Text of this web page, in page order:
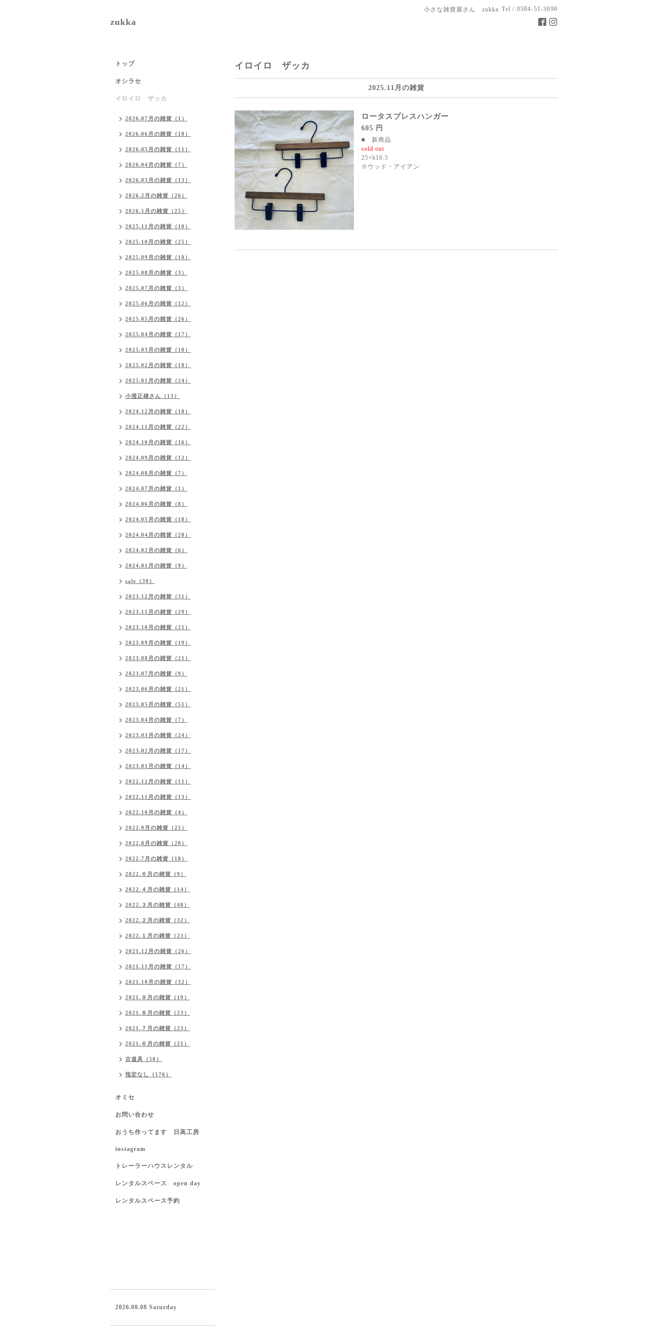
小さな雑貨屋さん zukka Tel / 0584-51-3090
zukka
イロイロ ザッカ
2025.11月の雑貨
ロータスプレスハンガー
605 円
■ 新商品
sold out
25×h16.5
※ウッド・アイアン
トップ
オシラセ
イロイロ ザッカ
2026.07月の雑貨（1）
2026.06月の雑貨（18）
2026.05月の雑貨（11）
2026.04月の雑貨（7）
2026.03月の雑貨（13）
2026.2月の雑貨（26）
2026.1月の雑貨（25）
2025.11月の雑貨（10）
2025.10月の雑貨（25）
2025.09月の雑貨（10）
2025.08月の雑貨（3）
2025.07月の雑貨（3）
2025.06月の雑貨（12）
2025.05月の雑貨（26）
2025.04月の雑貨（17）
2025.03月の雑貨（10）
2025.02月の雑貨（18）
2025.01月の雑貨（24）
小澄正雄さん（13）
2024.12月の雑貨（18）
2024.11月の雑貨（22）
2024.10月の雑貨（16）
2024.09月の雑貨（12）
2024.08月の雑貨（7）
2024.07月の雑貨（1）
2024.06月の雑貨（8）
2024.05月の雑貨（18）
2024.04月の雑貨（20）
2024.02月の雑貨（6）
2024.01月の雑貨（9）
sale（30）
2023.12月の雑貨（31）
2023.11月の雑貨（29）
2023.10月の雑貨（21）
2023.09月の雑貨（19）
2023.08月の雑貨（21）
2023.07月の雑貨（9）
2023.06月の雑貨（21）
2023.05月の雑貨（51）
2023.04月の雑貨（7）
2023.03月の雑貨（24）
2023.02月の雑貨（17）
2023.01月の雑貨（14）
2022.12月の雑貨（11）
2022.11月の雑貨（13）
2022.10月の雑貨（4）
2022.9月の雑貨（25）
2022.8月の雑貨（20）
2022.7月の雑貨（18）
2022.６月の雑貨（9）
2022.４月の雑貨（14）
2022.３月の雑貨（48）
2022.２月の雑貨（32）
2022.１月の雑貨（23）
2021.12月の雑貨（26）
2021.11月の雑貨（17）
2021.10月の雑貨（32）
2021.９月の雑貨（19）
2021.８月の雑貨（23）
2021.７月の雑貨（23）
2021.６月の雑貨（21）
古道具（50）
指定なし（176）
オミセ
お問い合わせ
おうち作ってます 日高工房
instagram
トレーラーハウスレンタル
レンタルスペース open day
レンタルスペース予約
2026.08.08 Saturday